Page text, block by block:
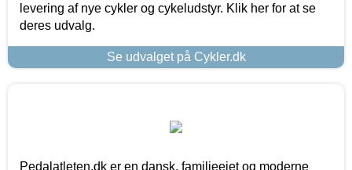
levering af nye cykler og cykeludstyr. Klik her for at se
deres udvalg.
Se udvalget på Cykler.dk
Pedalatleten.dk er en dansk, familieejet og moderne